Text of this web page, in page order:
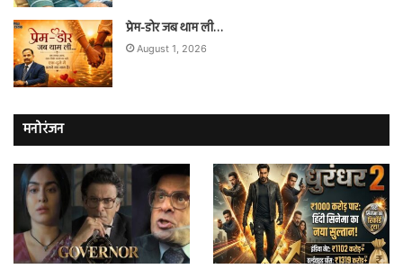
प्रेम-डोर जब थाम ली…
August 1, 2026
मनोरंजन